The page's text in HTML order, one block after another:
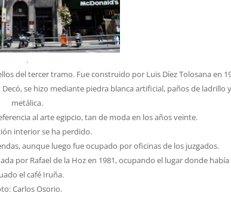
.
del tercer tramo. Fue construido por Luis Díez Tolosana en
se hizo mediante piedra blanca artificial, paños de ladrillo
metálica.
al arte egipcio, tan de moda en los años veinte.
interior se ha perdido.
aunque luego fue ocupado por oficinas de los juzgados.
por Rafael de la Hoz en 1981, ocupando el lugar donde
el café Iruña.
Carlos Osorio.